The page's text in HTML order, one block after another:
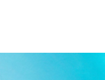
gaat hij